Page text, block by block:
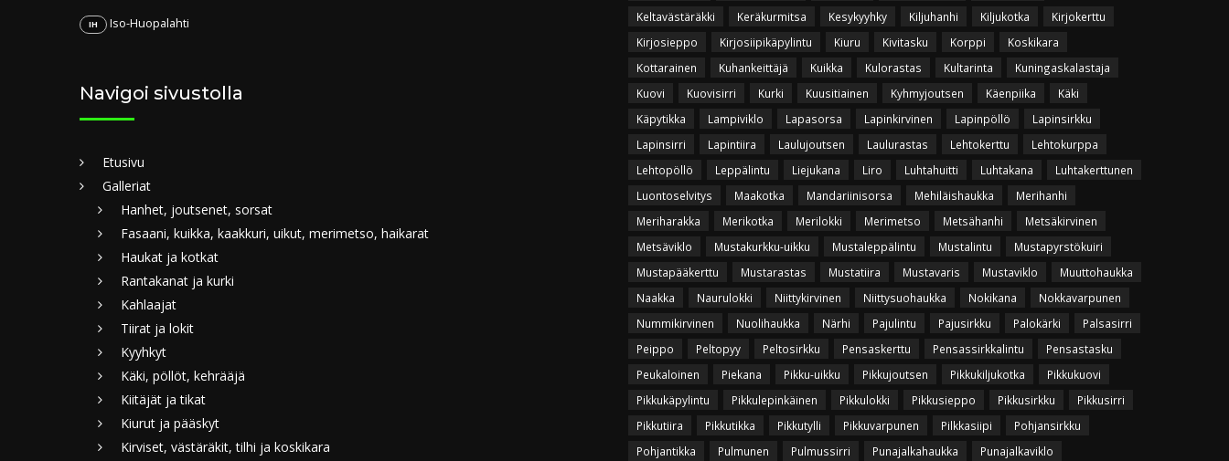
IH Iso-Huopalahti
Navigoi sivustolla
Etusivu
Galleriat
Hanhet, joutsenet, sorsat
Fasaani, kuikka, kaakkuri, uikut, merimetso, haikarat
Haukat ja kotkat
Rantakanat ja kurki
Kahlaajat
Tiirat ja lokit
Kyyhkyt
Käki, pöllöt, kehrääjä
Kiitäjät ja tikat
Kiurut ja pääskyt
Kirviset, västäräkit, tilhi ja koskikara
Keltavästäräkki
Keräkurmitsa Kesykyyhky Kiljuhanhi Kiljukotka
Kirjokerttu
Kirjosieppo
Kirjosiipikäpylintu Kiuru Kivitasku Korppi
Koskikara
Kottarainen
Kuhankeittäjä Kuikka Kulorastas Kultarinta
Kuningaskalastaja
Kuovi
Kuovisirri Kurki Kuusitiainen Kyhmyjoutsen Käenpiika
Käki
Käpytikka
Lampiviklo Lapasorsa Lapinkirvinen Lapinpöllö
Lapinsirkku
Lapinsirri
Lapintiira Laulujoutsen Laulurastas Lehtokerttu
Lehtokurppa
Lehtopöllö
Leppälintu Liejukana Liro Luhtahuitti Luhtakana
Luhtakerttunen
Luontoselvitys
Maakotka Mandariinisorsa Mehiläishaukka
Merihanhi
Meriharakka
Merikotka Merilokki Merimetso Metsähanhi
Metsäkirvinen
Metsäviklo
Mustakurkku-uikku Mustaleppälintu Mustalintu
Mustapyrstökuiri
Mustapääkerttu
Mustarastas Mustatiira Mustavaris Mustaviklo
Muuttohaukka
Naakka
Naurulokki Niittykirvinen Niittysuohaukka Nokikana
Nokkavarpunen
Nummikirvinen
Nuolihaukka Närhi Pajulintu Pajusirkku Palokärki
Palsasirri
Peippo
Peltopyy Peltosirkku Pensaskerttu Pensassirkkalintu
Pensastasku
Peukaloinen
Piekana Pikku-uikku Pikkujoutsen Pikkukiljukotka
Pikkukuovi
Pikkukäpylintu
Pikkulepinkäinen Pikkulokki Pikkusieppo Pikkusirkku
Pikkusirri
Pikkutiira
Pikkutikka Pikkutylli Pikkuvarpunen Pilkkasiipi
Pohjansirkku
Pohjantikka
Pulmunen Pulmussirri Punajalkahaukka
Punajalkaviklo